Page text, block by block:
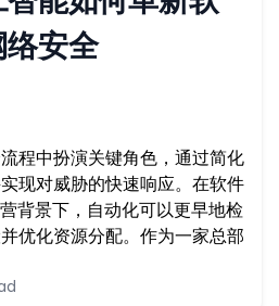
安全
程中扮演关键角色，通过简化
现对威胁的快速响应。在软件
背景下，自动化可以更早地检
优化资源分配。作为一家总部